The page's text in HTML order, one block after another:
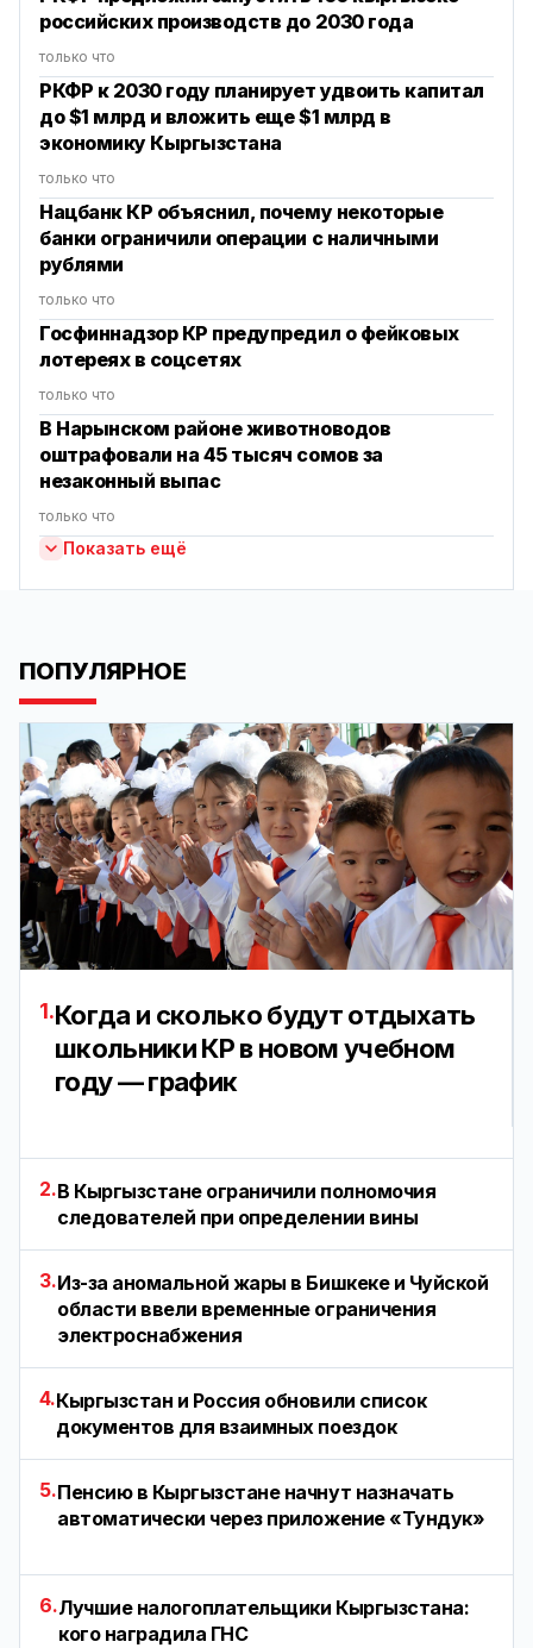
российских производств до 2030 года
только что
РКФР к 2030 году планирует удвоить капитал
до $1 млрд и вложить еще $1 млрд в
экономику Кыргызстана
только что
Нацбанк КР объяснил, почему некоторые
банки ограничили операции с наличными
рублями
только что
Госфиннадзор КР предупредил о фейковых
лотереях в соцсетях
только что
В Нарынском районе животноводов
оштрафовали на 45 тысяч сомов за
незаконный выпас
только что
Показать ещё
ПОПУЛЯРНОЕ
1.Когда и сколько будут отдыхать
школьники КР в новом учебном
году — график
2.В Кыргызстане ограничили полномочия
следователей при определении вины
3.Из-за аномальной жары в Бишкеке и Чуйской
области ввели временные ограничения
электроснабжения
4.Кыргызстан и Россия обновили список
документов для взаимных поездок
5.Пенсию в Кыргызстане начнут назначать
автоматически через приложение «Тундук»
6.Лучшие налогоплательщики Кыргызстана:
кого наградила ГНС